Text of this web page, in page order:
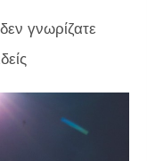
γνωρίζατε